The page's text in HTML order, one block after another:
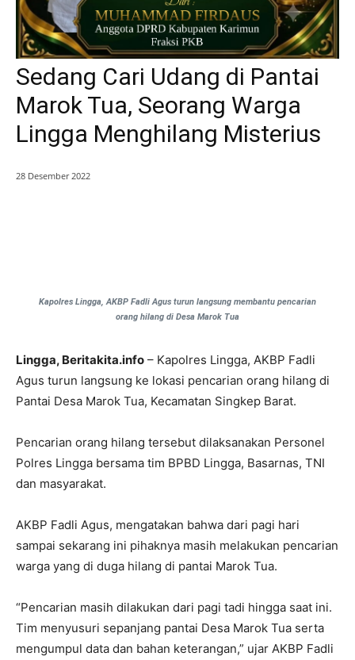
Sedang Cari Udang di Pantai
Marok Tua, Seorang Warga
Lingga Menghilang Misterius
28 Desember 2022
Kapolres Lingga, AKBP Fadli Agus turun langsung membantu pencarian
orang hilang di Desa Marok Tua
Lingga, Beritakita.info – Kapolres Lingga, AKBP Fadli
Agus turun langsung ke lokasi pencarian orang hilang di
Pantai Desa Marok Tua, Kecamatan Singkep Barat.
Pencarian orang hilang tersebut dilaksanakan Personel
Polres Lingga bersama tim BPBD Lingga, Basarnas, TNI
dan masyarakat.
AKBP Fadli Agus, mengatakan bahwa dari pagi hari
sampai sekarang ini pihaknya masih melakukan pencarian
warga yang di duga hilang di pantai Marok Tua.
“Pencarian masih dilakukan dari pagi tadi hingga saat ini.
Tim menyusuri sepanjang pantai Desa Marok Tua serta
mengumpul data dan bahan keterangan,” ujar AKBP Fadli